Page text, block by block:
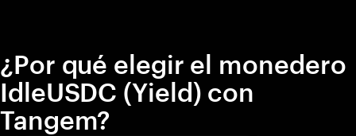
¿Por qué elegir el monedero
IdleUSDC (Yield) con
Tangem?